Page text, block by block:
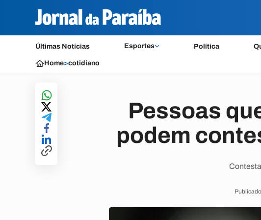
Últimas Notícias Esportes Política
Home>cotidiano
Pessoas
podem